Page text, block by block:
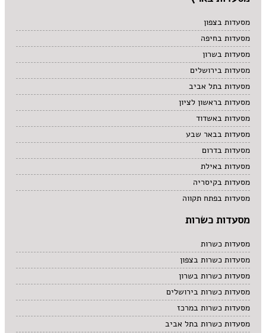
מסעדות בצפון
מסעדות בחיפה
מסעדות בשרון
מסעדות בירושלים
מסעדות בתל אביב
מסעדות בראשון לציון
מסעדות באשדוד
מסעדות בבאר שבע
מסעדות בדרום
מסעדות באילת
מסעדות בקיסריה
מסעדות בפתח תקווה
מסעדות כשרות
מסעדות כשרות
מסעדות כשרות בצפון
מסעדות כשרות בשרון
מסעדות כשרות בירושלים
מסעדות כשרות במרכז
מסעדות כשרות בתל אביב